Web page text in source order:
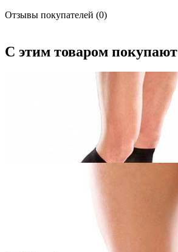
Отзывы покупателей (0)
С этим товаром покупают